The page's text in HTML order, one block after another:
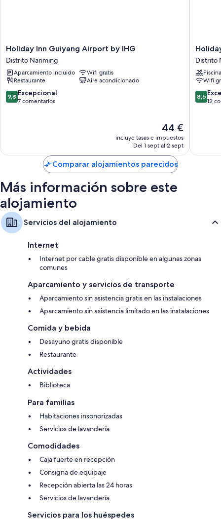
Holiday
Inn
Guiyang
Airport
by
IHG
Distrito
Holiday Inn Guiyang Airport by IHG
Distrito Nanming
Aparcamiento incluido
Wifi gratis
Restaurante
Aire acondicionado
9.8
sobre
9,8 Excepcional
7 comentarios
El
precio
actual
de
44 €
44 €
incluye tasas e impuestos
Del 1 sept al 2 sept
Holiday
Inn
Guiyang
City
Center
by
IHG
Distrito
Piscina
Wifi
8.6
sobre
8,6
12
Comparar alojamientos parecidos
Más información sobre este
alojamiento
Servicios del alojamiento
Internet
Internet por cable gratis disponible en algunas zonas
comunes
Aparcamiento y servicios de transporte
Aparcamiento sin asistencia gratis en las instalaciones
Aparcamiento sin asistencia limitado en las instalaciones
Comida y bebida
Desayuno gratis disponible
Restaurante
Actividades
Biblioteca
Para familias
Habitaciones insonorizadas
Servicios de lavandería
Comodidades
Caja fuerte en recepción
Consigna de equipaje
Recepción abierta las 24 horas
Servicios de lavandería
Servicios para los huéspedes